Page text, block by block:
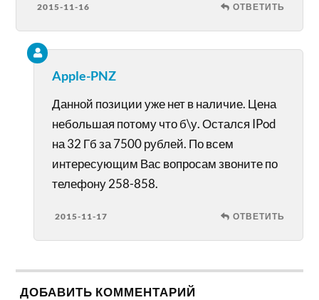
2015-11-16 ОТВЕТИТЬ
Apple-PNZ
Данной позиции уже нет в наличие. Цена
небольшая потому что б\у. Остался IPod
на 32 Гб за 7500 рублей. По всем
интересующим Вас вопросам звоните по
телефону 258-858.
2015-11-17 ОТВЕТИТЬ
ДОБАВИТЬ КОММЕНТАРИЙ